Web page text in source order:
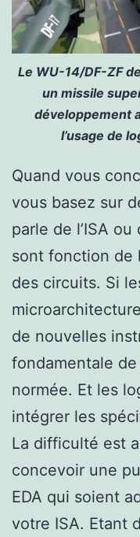
Le WU-14/DF-ZF
un missile
développement
l’usage de
Quand vous
vous basez sur
parle de l’ISA ou
sont fonction de
des circuits. Si
de nouvelles
fondamentale
normée. Et les
intégrer les
La difficulté est
concevoir une
EDA qui soient
votre ISA. Etant